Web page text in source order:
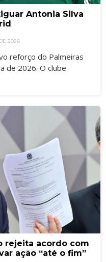
Antonia Silva
2026
reforço do Palmeiras
de 2026. O clube
rejeita acordo com
ação “até o fim”